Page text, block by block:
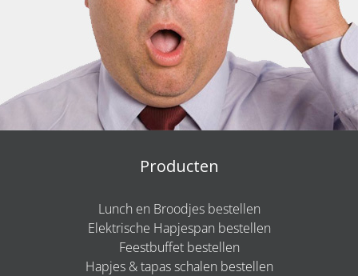
Producten
Lunch en Broodjes bestellen
Elektrische Hapjespan bestellen
Feestbuffet bestellen
Hapjes & tapas schalen bestellen